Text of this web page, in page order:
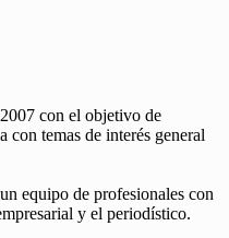
con el objetivo de
con temas de interés general
equipo de profesionales con
y el periodístico.